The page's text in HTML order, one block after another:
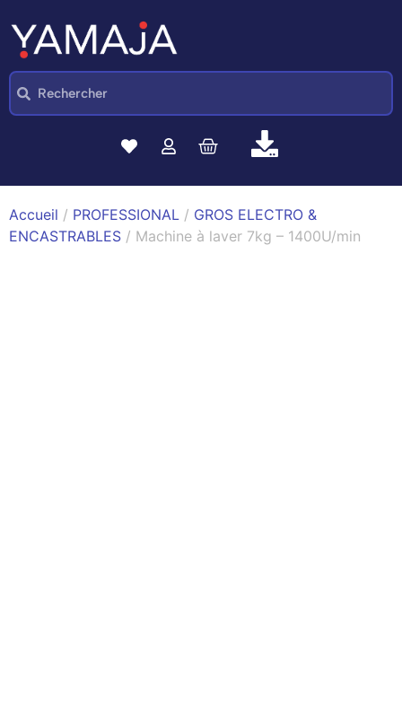
Accueil / PROFESSIONAL / GROS ELECTRO &
ENCASTRABLES / Machine à laver 7kg – 1400U/min